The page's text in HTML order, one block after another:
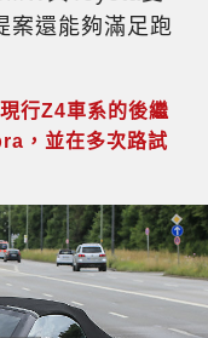
案還能夠滿足跑
行Z4車系的後繼
，並在多次路試